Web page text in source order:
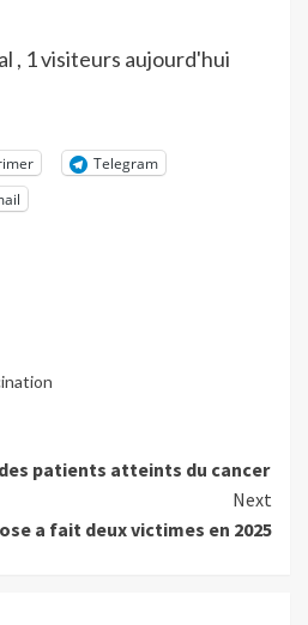
, 1 visiteurs aujourd'hui
Telegram
patients atteints du cancer
Next
a fait deux victimes en 2025